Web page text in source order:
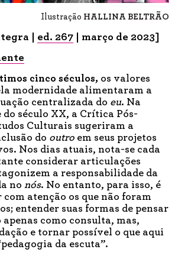
Ilustração HALLINA BELTRÃO
| ed. 267 | março de 2023]
ente
cinco séculos, os valores
modernidade alimentaram a
centralizada do eu. Na
do século XX, a Crítica Pós-
Culturais sugeriram a
do outro em seus projetos
Nos dias atuais, nota-se cada
considerar articulações
a responsabilidade da
no nós. No entanto, para isso, é
com atenção os que não foram
entender suas formas de pensar
como consulta, mas,
e tornar possível o que aqui
da escuta”.